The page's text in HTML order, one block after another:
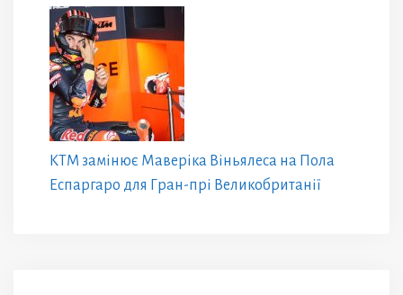
KTM замінює Маверіка Віньялеса на Пола
Еспаргаро для Гран-прі Великобританії